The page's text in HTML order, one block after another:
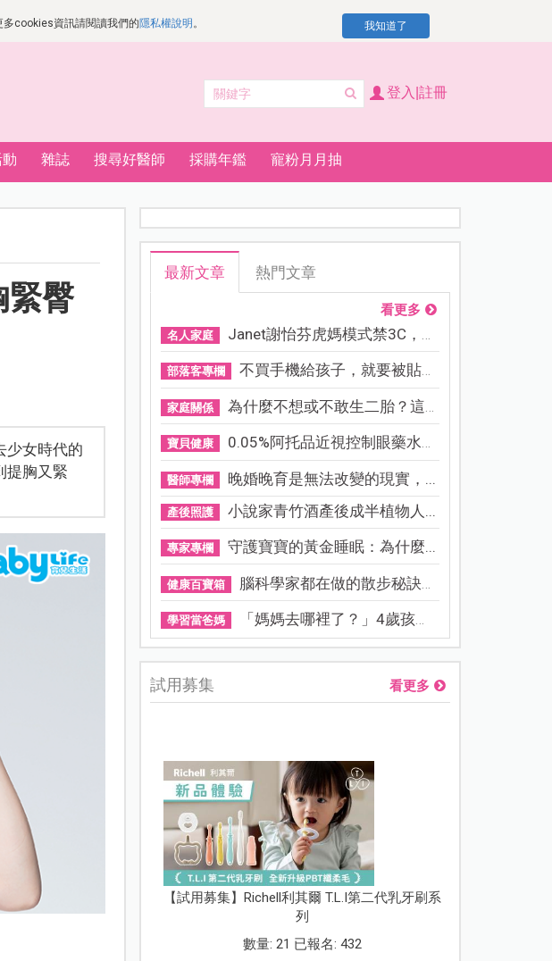
cookies資訊請閱讀我們的隱私權說明 。 我知道了
登入|註冊
雜誌 搜尋好醫師 採購年鑑 寵粉月月抽
緊臀
少女時代的
提胸又緊
最新文章 熱門文章
看更多
名人家庭 Janet謝怡芬虎媽模式禁3C，看...
部落客專欄 不買手機給孩子，就要被貼「...
家庭關係 為什麼不想或不敢生二胎？這8...
寶貝健康 0.05%阿托品近視控制眼藥水納...
醫師專欄 晚婚晚育是無法改變的現實，...
產後照護 小說家青竹酒產後成半植物人...
專家專欄 守護寶寶的黃金睡眠：為什麼...
健康百寶箱 腦科學家都在做的散步秘訣！...
學習當爸媽 「媽媽去哪裡了？」4歲孩子還...
試用募集 看更多
【試用募集】Richell利其爾 T.L.I第二代乳牙刷系
列
數量: 21 已報名: 432